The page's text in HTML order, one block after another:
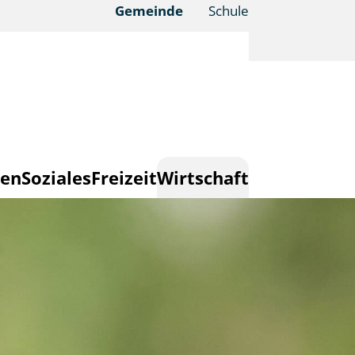
Gemeinde Schule
SozialesFreizeitWirtschaft